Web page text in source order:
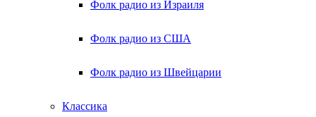
Фолк радио из Израиля
Фолк радио из США
Фолк радио из Швейцарии
Классика